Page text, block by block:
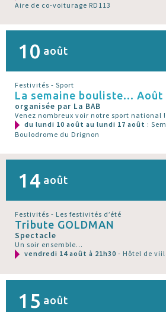
Aire de co-voiturage RD113
10 août
Festivités - Sport
La semaine bouliste... Août
organisée par La BAB
Venez nombreux voir notre sport national !
du lundi 10 août au lundi 17 août :
Boulodrome du Drignon
14 août
Festivités - Les festivités d’été
Tribute GOLDMAN
Spectacle
Un soir ensemble...
vendredi 14 août à 21h30 - Hôtel de
15 août